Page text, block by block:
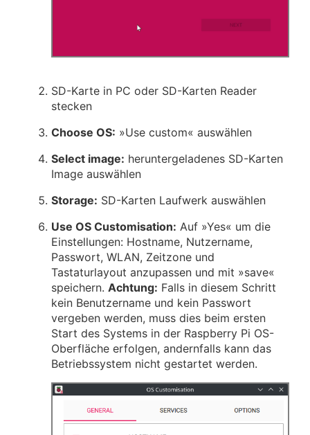
SD-Karte in PC oder SD-Karten Reader
stecken
Choose OS:
Use custom
auswählen
Select image: heruntergeladenes SD-Karten
Image auswählen
Storage: SD-Karten Laufwerk auswählen
Use OS Customisation: Auf Yes
um die
Einstellungen: Hostname, Nutzername,
Passwort, WLAN, Zeitzone und
Tastaturlayout anzupassen und mit
save
speichern. Achtung: Falls in diesem Schritt
kein Benutzername und kein Passwort
vergeben werden, muss dies beim ersten
Start des Systems in der Raspberry Pi OS-
Oberfläche erfolgen, andernfalls kann das
Betriebssystem nicht gestartet werden.